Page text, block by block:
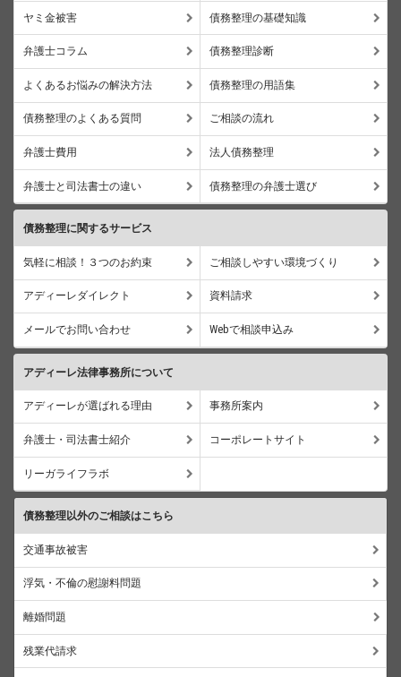
ヤミ金被害 債務整理の基礎知識
弁護士コラム 債務整理診断
よくあるお悩みの解決方法 債務整理の用語集
債務整理のよくある質問 ご相談の流れ
弁護士費用 法人債務整理
弁護士と司法書士の違い 債務整理の弁護士選び
債務整理に関するサービス
気軽に相談！３つのお約束 ご相談しやすい環境づくり
アディーレダイレクト 資料請求
メールでお問い合わせ Webで相談申込み
アディーレ法律事務所について
アディーレが選ばれる理由 事務所案内
弁護士・司法書士紹介 コーポレートサイト
リーガライフラボ
債務整理以外のご相談はこちら
交通事故被害
浮気・不倫の慰謝料問題
離婚問題
残業代請求